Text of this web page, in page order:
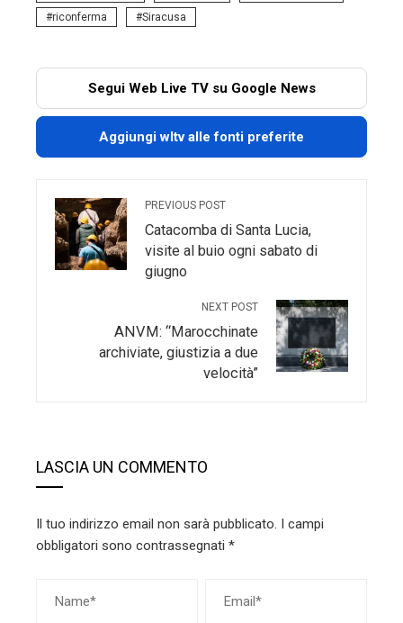
riconferma Siracusa
Segui Web Live TV su Google News
Aggiungi wltv alle fonti preferite
PREVIOUS POST
Catacomba di Santa Lucia,
visite al buio ogni sabato di
giugno
NEXT POST
ANVM: “Marocchinate
archiviate, giustizia a due
velocità”
LASCIA UN COMMENTO
Il tuo indirizzo email non sarà pubblicato. I campi
obbligatori sono contrassegnati *